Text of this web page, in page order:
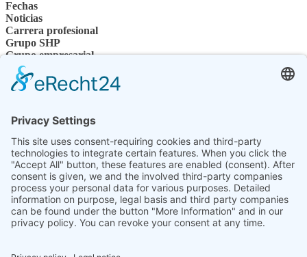
Fechas
Noticias
Carrera profesional
Grupo SHP
Grupo empresarial
Personas de contacto
Contacto
Distribuidor especializado
Descargas de SHP
Seleccione su idioma
DE
EN
PL